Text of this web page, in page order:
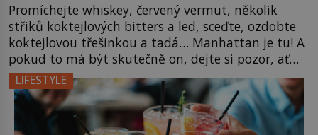
Promíchejte whiskey, červený vermut, několik
střiků koktejlových bitters a led, sceďte, ozdobte
koktejlovou třešinkou a tadá… Manhattan je tu! A
pokud to má být skutečně on, dejte si pozor, ať
místo klasické americké rye whiskey či klidně
bourbonu nepoužijete skotskou whisku. Co se
stane? Inu, koktejl bude stále skvělý, ale už to
nebude Manhattan ale […]
LIFESTYLE